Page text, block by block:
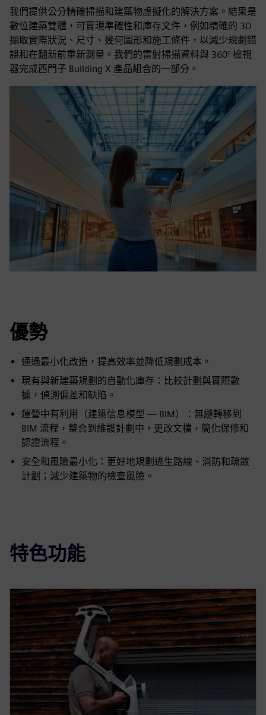
我們提供公分精確掃描和建築物虛擬化的解決方案。結果是
數位建築雙體，可實現準確性和庫存文件，例如精確的 3D
擷取實際狀況、尺寸、幾何圖形和施工條件，以減少規劃錯
誤和在翻新前重新測量。我們的雷射掃描資料與 360° 檢視
器完成西門子 Building X 產品組合的一部分。
優勢
通過最小化改造，提高效率並降低規劃成本。
現有與新建築規劃的自動化庫存：比較計劃與實際數
據，偵測偏差和缺陷。
運營中有利用（建築信息模型 — BIM）：無縫轉移到
BIM 流程，整合到維護計劃中，更改文檔，簡化保修和
認證流程。
安全和風險最小化：更好地規劃逃生路線、消防和疏散
計劃；減少建築物的檢查風險。
特色功能